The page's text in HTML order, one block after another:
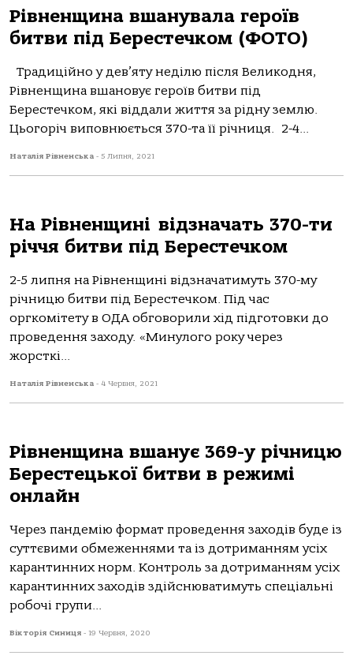
Рівненщина вшанувала героїв
битви під Берестечком (ФОТО)
Традиційно у дев’яту неділю після Великодня,
Рівненщина вшановує героїв битви під
Берестечком, які віддали життя за рідну землю.
Цьогоріч виповнюється 370-та її річниця. 2-4...
Наталія Рівненська - 5 Липня, 2021
На Рівненщині відзначать 370-ти
річчя битви під Берестечком
2-5 липня на Рівненщині відзначатимуть 370-му
річницю битви під Берестечком. Під час
оргкомітету в ОДА обговорили хід підготовки до
проведення заходу. «Минулого року через
жорсткі...
Наталія Рівненська - 4 Червня, 2021
Рівненщина вшанує 369-у річницю
Берестецької битви в режимі
онлайн
Через пандемію формат проведення заходів буде із
суттєвими обмеженнями та із дотриманням усіх
карантинних норм. Контроль за дотриманням усіх
карантинних заходів здійснюватимуть спеціальні
робочі групи...
Вікторія Синиця - 19 Червня, 2020